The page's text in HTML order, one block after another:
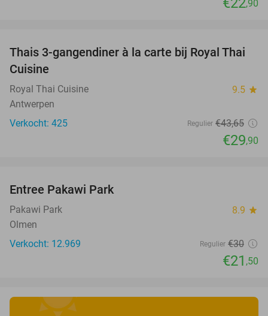
,90
32%
Thais 3-gangendiner à la carte bij Royal Thai
Cuisine
Royal Thai Cuisine 9.5 star
Antwerpen
Verkocht: 425
Regulier €43,65
€29,90
Entree Pakawi Park
Pakawi Park 8.9 star
Olmen
Verkocht: 12.969
Regulier €30
€21 ,50